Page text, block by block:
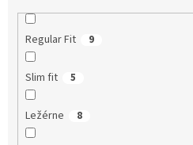
Regular Fit 9
Slim fit 5
Ležérne 8